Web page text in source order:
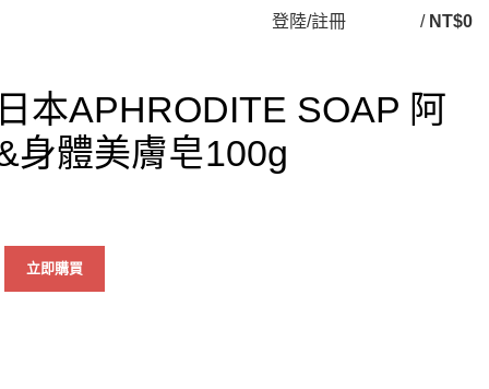
登陸/註冊 / NT$0
本APHRODITE SOAP 阿
身體美膚皂100g
立即購買